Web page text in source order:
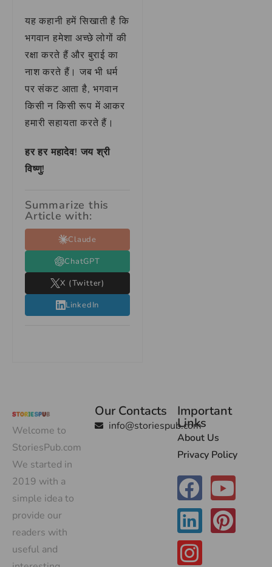
यह कहानी हमें सिखाती है कि
भगवान हमेशा अच्छे लोगों की
रक्षा करते हैं और बुराई का
नाश करते हैं। जब भी धर्म
पर संकट आता है, भगवान
किसी न किसी रूप में आकर
हमारी सहायता करते हैं।
हर हर महादेव! जय श्री
विष्णु!
Summarize this
Article with:
Claude
ChatGPT
X (Twitter)
LinkedIn
Welcome to
StoriesPub.com
We started in
2019 with a
simple idea to
provide our
readers with
useful and
Our Contacts
info@storiespub.com
Important
Links
About Us
Privacy Policy